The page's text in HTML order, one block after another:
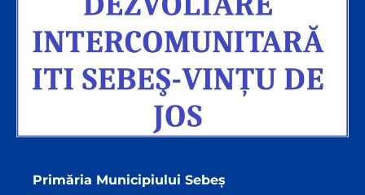
Primăria Municipiului Sebeș